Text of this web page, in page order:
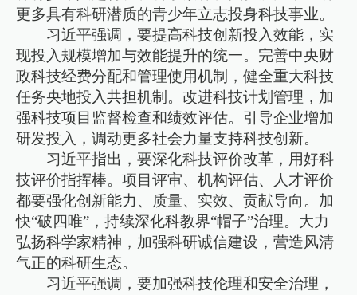
更多具有科研潜质的青少年立志投身科技事业。
习近平强调，要提高科技创新投入效能，实
现投入规模增加与效能提升的统一。完善中央财
政科技经费分配和管理使用机制，健全重大科技
任务央地投入共担机制。改进科技计划管理，加
强科技项目监督检查和绩效评估。引导企业增加
研发投入，调动更多社会力量支持科技创新。
习近平指出，要深化科技评价改革，用好科
技评价指挥棒。项目评审、机构评估、人才评价
都要强化创新能力、质量、实效、贡献导向。加
快“破四唯”，持续深化科教界“帽子”治理。大力
弘扬科学家精神，加强科研诚信建设，营造风清
气正的科研生态。
习近平强调，要加强科技伦理和安全治理，